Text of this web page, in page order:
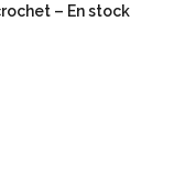
– En stock